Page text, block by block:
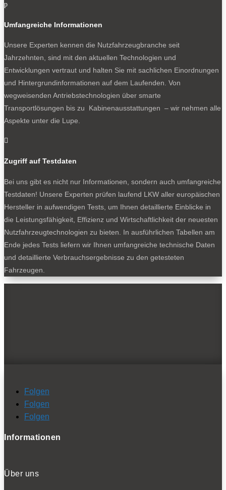
p
Umfangreiche Informationen
Unsere Experten kennen die Nutzfahrzeugbranche seit
Jahrzehnten, sind mit den aktuellen Technologien und
Entwicklungen vertraut und halten Sie mit sachlichen Einordnungen
und Hintergrundinformationen auf dem Laufenden. Von
wegweisenden Antriebstechnologien über smarte
Transportlösungen bis zu Kabinenausstattungen – wir nehmen alle
Aspekte unter die Lupe.

Zugriff auf Testdaten
Bei uns gibt es nicht nur Informationen, sondern auch umfangreiche
Testdaten! Unsere Experten prüfen laufend LKW aller europäischen
Hersteller in aufwendigen Tests, um Ihnen detaillierte Einblicke in
die Leistungsfähigkeit, Effizienz und Wirtschaftlichkeit der neuesten
Nutzfahrzeugtechnologien zu bieten. In ausführlichen Tabellen am
Ende jedes Tests liefern wir Ihnen umfangreiche technische Daten
und detaillierte Verbrauchsergebnisse zu den getesteten
Fahrzeugen.
Folgen
Folgen
Folgen
Informationen
Über uns